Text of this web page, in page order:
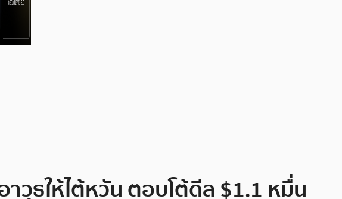
วุธให้ไต้หวัน ตอบโต้ดีล $1.1 หมื่น